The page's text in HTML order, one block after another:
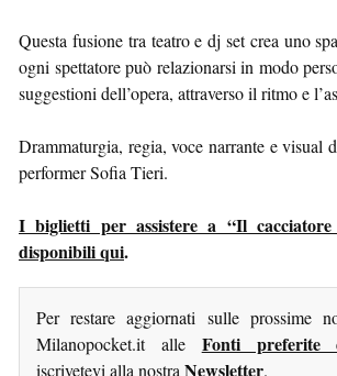
Questa fusione tra teatro e dj set crea uno
ogni spettatore può relazionarsi in modo
suggestioni dell’opera, attraverso il ritmo e
Drammaturgia, regia, voce narrante e visual
performer Sofia Tieri.
I biglietti per assistere a “Il
disponibili qui.
Per restare aggiornati sulle prossime
Milanopocket.it alle Fonti preferite
iscrivetevi alla nostra Newsletter.